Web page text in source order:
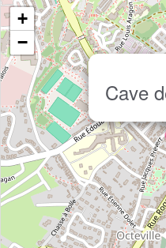
Cave
+
−